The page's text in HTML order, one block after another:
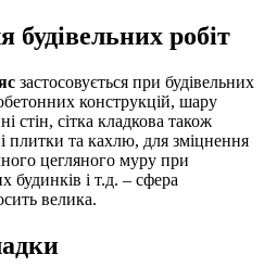
будівельних робіт
застосовується при будівельних
конструкцій, шару
стін, сітка кладкова також
плитки та кахлю, для зміцнення
цегляного муру при
будинків і т.д. – сфера
велика.